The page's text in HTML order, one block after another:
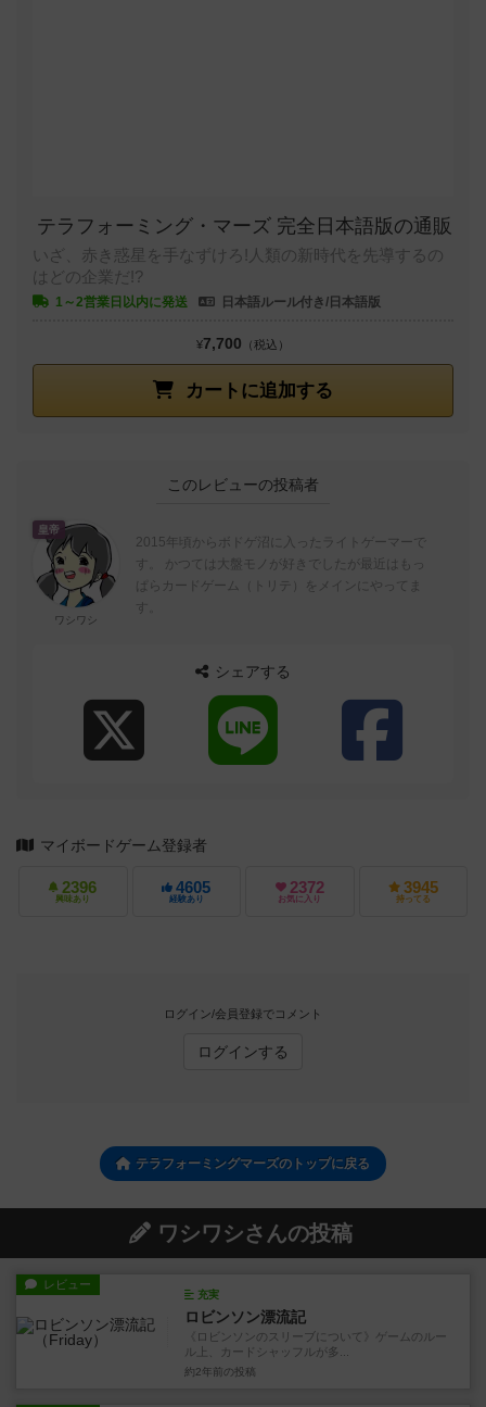
テラフォーミング・マーズ 完全日本語版の通販
いざ、赤き惑星を手なずけろ!人類の新時代を先導するの
はどの企業だ!?
1～2営業日以内に発送 日本語ルール付き/日本語版
カートに追加する
¥7,700 （税込）
このレビューの投稿者
皇帝
ワシワシ
2015年頃からボドゲ沼に入ったライトゲーマーで
す。 かつては大盤モノが好きでしたが最近はもっ
ぱらカードゲーム（トリテ）をメインにやってま
す。
シェアする
マイボードゲーム登録者
2396
興味あり
4605
経験あり
2372
お気に入り
3945
持ってる
ログイン/会員登録でコメント
ログインする
テラフォーミングマーズのトップに戻る
ワシワシさんの投稿
レビュー
充実
ロビンソン漂流記
《ロビンソンのスリーブについて》ゲームのルー
ル上、カードシャッフルが多...
約2年前 の投稿